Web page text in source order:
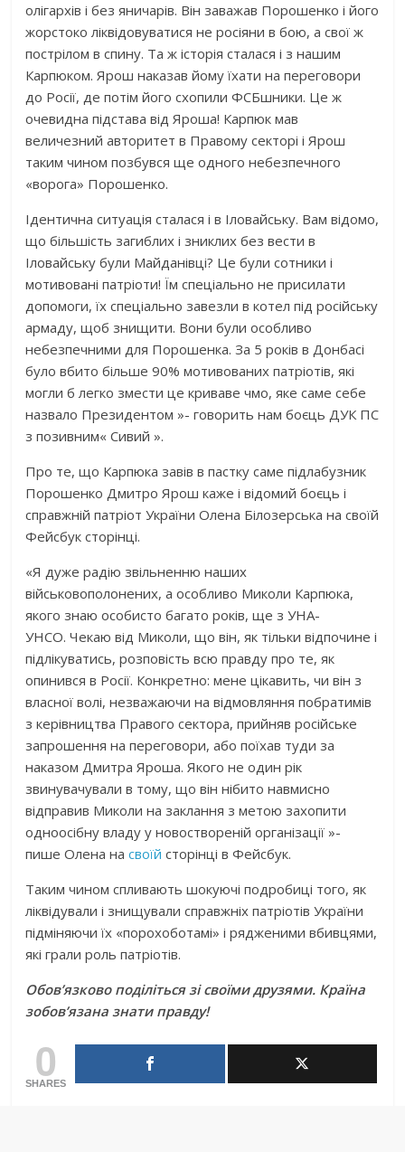
олігархів і без яничарів. Він заважав Порошенко і його
жорстоко ліквідовуватися не росіяни в бою, а свої ж
пострілом в спину. Та ж історія сталася і з нашим
Карпюком. Ярош наказав йому їхати на переговори
до Росії, де потім його схопили ФСБшники. Це ж
очевидна підстава від Яроша! Карпюк мав
величезний авторитет в Правому секторі і Ярош
таким чином позбувся ще одного небезпечного
«ворога» Порошенко.
Ідентична ситуація сталася і в Іловайську. Вам відомо,
що більшість загиблих і зниклих без вести в
Іловайську були Майданівці? Це були сотники і
мотивовані патріоти! Їм спеціально не присилати
допомоги, їх спеціально завезли в котел під російську
армаду, щоб знищити. Вони були особливо
небезпечними для Порошенка. За 5 років в Донбасі
було вбито більше 90% мотивованих патріотів, які
могли б легко змести це криваве чмо, яке саме себе
назвало Президентом »- говорить нам боєць ДУК ПС
з позивним« Сивий ».
Про те, що Карпюка завів в пастку саме підлабузник
Порошенко Дмитро Ярош каже і відомий боєць і
справжній патріот України Олена Білозерська на своїй
Фейсбук сторінці.
«Я дуже радію звільненню наших
військовополонених, а особливо Миколи Карпюка,
якого знаю особисто багато років, ще з УНА-
УНСО. Чекаю від Миколи, що він, як тільки відпочине і
підлікуватись, розповість всю правду про те, як
опинився в Росії. Конкретно: мене цікавить, чи він з
власної волі, незважаючи на відмовляння побратимів
з керівництва Правого сектора, прийняв російське
запрошення на переговори, або поїхав туди за
наказом Дмитра Яроша. Якого не один рік
звинувачували в тому, що він нібито навмисно
відправив Миколи на заклання з метою захопити
одноосібну владу у новоствореній організації »-
пише Олена насвоїй сторінці в Фейсбук.
Таким чином спливають шокуючі подробиці того, як
ліквідували і знищували справжніх патріотів України
підміняючи їх «порохоботамі» і рядженими вбивцями,
які грали роль патріотів.
Обов’язково поділіться зі своїми друзями. Країна
зобов’язана знати правду!
0
SHARES